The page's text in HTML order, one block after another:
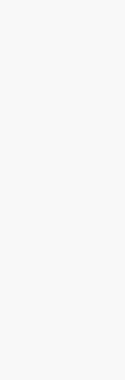
Redaktionelle Wiedergabe